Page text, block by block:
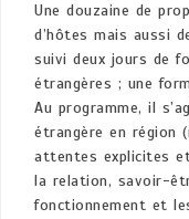
Une douzaine de
d’hôtes mais aussi
suivi deux jours de
étrangères ; une
Au programme, il
étrangère en région
attentes explicites
la relation, savoir-
fonctionnement et